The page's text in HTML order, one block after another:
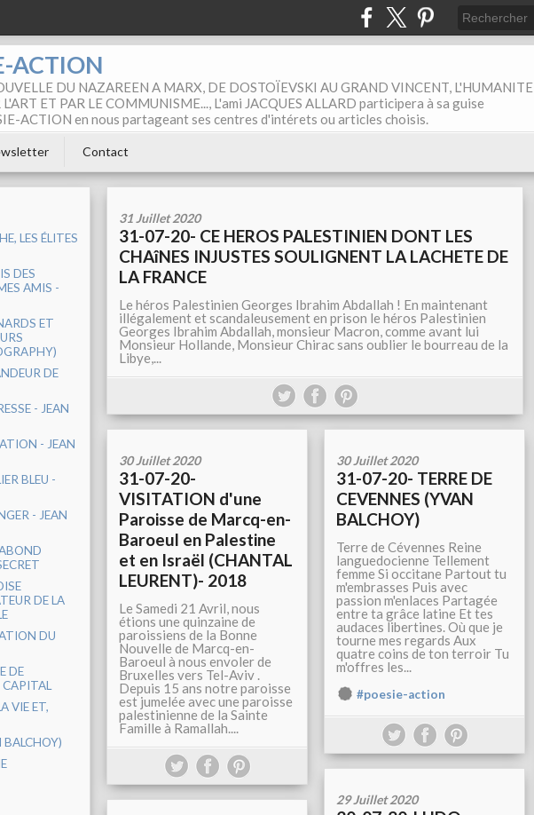
ACTION
DU NAZAREEN A MARX, DE DOSTOÏEVSKI AU GRAND VINCENT, L'HUMANITE
ET PAR LE COMMUNISME..., L'ami JACQUES ALLARD participera à sa guise
ACTION en nous partageant ses centres d'intérets ou articles choisis.
Contact
LES ÉLITES
DES
AMIS -
ET
DE
- JEAN
- JEAN
BLEU -
- JEAN
DE LA
DU
DE
VIE ET,
BALCHOY)
31 Juillet 2020
31-07-20- CE HEROS PALESTINIEN DONT LES
CHAîNES INJUSTES SOULIGNENT LA LACHETE DE
LA FRANCE
Le héros Palestinien Georges Ibrahim Abdallah ! En maintenant
illégalement et scandaleusement en prison le héros Palestinien
Georges Ibrahim Abdallah, monsieur Macron, comme avant lui
Monsieur Hollande, Monsieur Chirac sans oublier le bourreau de la
Libye,...
30 Juillet 2020
31-07-20-
VISITATION d'une
Paroisse de Marcq-en-
Baroeul en Palestine
et en Israël (CHANTAL
LEURENT)- 2018
Le Samedi 21 Avril, nous
étions une quinzaine de
paroissiens de la Bonne
Nouvelle de Marcq-en-
Baroeul à nous envoler de
Bruxelles vers Tel-Aviv .
Depuis 15 ans notre paroisse
est jumelée avec une paroisse
palestinienne de la Sainte
Famille à Ramallah....
30 Juillet 2020
31-07-20- TERRE DE
CEVENNES (YVAN
BALCHOY)
Terre de Cévennes Reine
languedocienne Tellement
femme Si occitane Partout tu
m'embrasses Puis avec
passion m'enlaces Partagée
entre ta grâce latine Et tes
audaces libertines. Où que je
tourne mes regards Aux
quatre coins de ton terroir Tu
m'offres les...
#poesie-action
29 Juillet 2020